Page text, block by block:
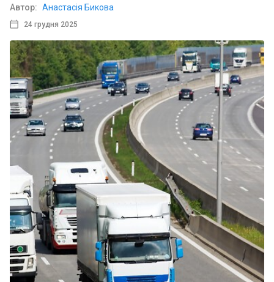
24 грудня 2025
Автор: Анастасія Бикова